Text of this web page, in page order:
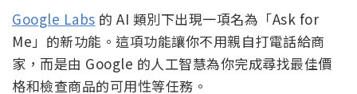
Google Labs 的 AI 類別下出現一項名為「Ask for
Me」的新功能。這項功能讓你不用親自打電話給商
家，而是由 Google 的人工智慧為你完成尋找最佳價
格和檢查商品的可用性等任務。